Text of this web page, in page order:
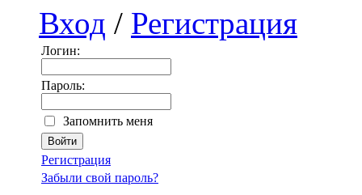
Вход / Регистрация
Логин:
Пароль:
Запомнить меня
Регистрация
Забыли свой пароль?